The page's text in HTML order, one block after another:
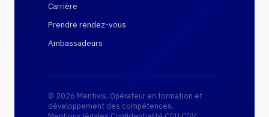
Carrière
Prendre rendez-vous
Ambassadeurs
© 2026 Mentivis. Opérateur en formation et
développement des compétences.